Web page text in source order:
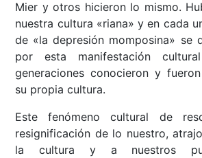
Mier y otros hicieron lo mismo.
nuestra cultura «riana» y en cada
de «la depresión momposina» se
por esta manifestación
generaciones conocieron y
su propia cultura.
Este fenómeno cultural de
resignificación de lo nuestro,
la cultura y a nuestros